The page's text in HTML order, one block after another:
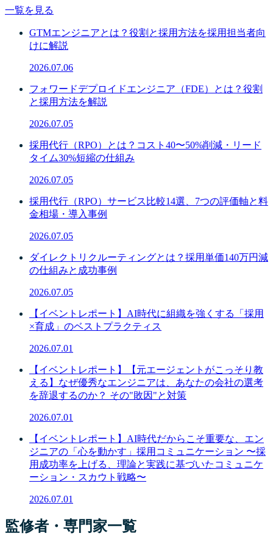
一覧を見る
GTMエンジニアとは？役割と採用方法を採用担当者向
けに解説
2026.07.06
フォワードデプロイドエンジニア（FDE）とは？役割
と採用方法を解説
2026.07.05
採用代行（RPO）とは？コスト40〜50%削減・リード
タイム30%短縮の仕組み
2026.07.05
採用代行（RPO）サービス比較14選、7つの評価軸と料
金相場・導入事例
2026.07.05
ダイレクトリクルーティングとは？採用単価140万円減
の仕組みと成功事例
2026.07.05
【イベントレポート】AI時代に組織を強くする「採用
×育成」のベストプラクティス
2026.07.01
【イベントレポート】【元エージェントがこっそり教
える】なぜ優秀なエンジニアは、あなたの会社の選考
を辞退するのか？ その"敗因"と対策
2026.07.01
【イベントレポート】AI時代だからこそ重要な、エン
ジニアの「心を動かす」採用コミュニケーション 〜採
用成功率を上げる、理論と実践に基づいたコミュニケ
ーション・スカウト戦略〜
2026.07.01
監修者・専門家一覧